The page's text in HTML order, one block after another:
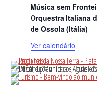
Música sem
Orquestra Italiana
de Ossola (Itália)
Ver calendário